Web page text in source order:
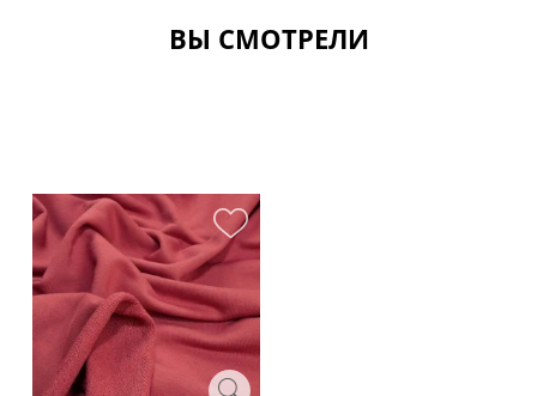
ВЫ СМОТРЕЛИ